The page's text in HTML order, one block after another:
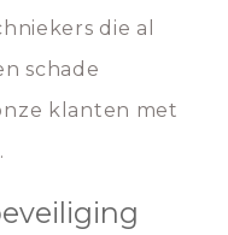
die al
schade
klanten met